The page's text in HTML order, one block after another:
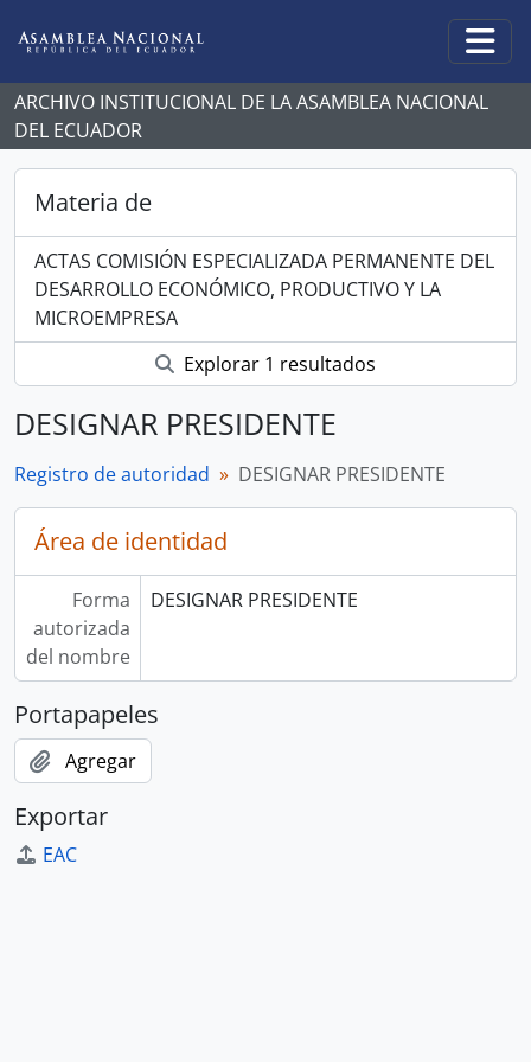
ARCHIVO INSTITUCIONAL DE LA ASAMBLEA NACIONAL
DEL ECUADOR
Materia de
ACTAS COMISIÓN ESPECIALIZADA PERMANENTE DEL
DESARROLLO ECONÓMICO, PRODUCTIVO Y LA
MICROEMPRESA
Explorar 1 resultados
DESIGNAR PRESIDENTE
Registro de autoridad DESIGNAR PRESIDENTE
Área de identidad
Forma
autorizada
del nombre
DESIGNAR PRESIDENTE
Portapapeles
Agregar
Exportar
EAC